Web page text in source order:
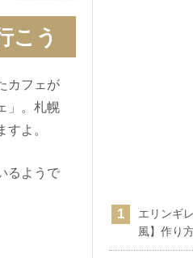
こう
カフェが
」。札幌
よ。
るようで
エリンギ
風】作り